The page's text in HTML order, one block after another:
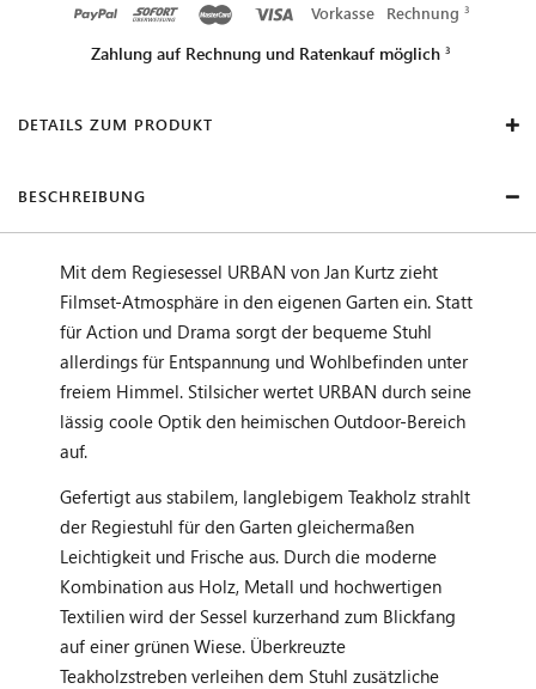
Vorkasse Rechnung
Zahlung auf Rechnung und Ratenkauf möglich
DETAILS ZUM PRODUKT
BESCHREIBUNG
Mit dem Regiesessel URBAN von Jan Kurtz zieht
Filmset-Atmosphäre in den eigenen Garten ein. Statt
für Action und Drama sorgt der bequeme Stuhl
allerdings für Entspannung und Wohlbefinden unter
freiem Himmel. Stilsicher wertet URBAN durch seine
lässig coole Optik den heimischen Outdoor-Bereich
auf.
Gefertigt aus stabilem, langlebigem Teakholz strahlt
der Regiestuhl für den Garten gleichermaßen
Leichtigkeit und Frische aus. Durch die moderne
Kombination aus Holz, Metall und hochwertigen
Textilien wird der Sessel kurzerhand zum Blickfang
auf einer grünen Wiese. Überkreuzte
Teakholzstreben verleihen dem Stuhl zusätzliche